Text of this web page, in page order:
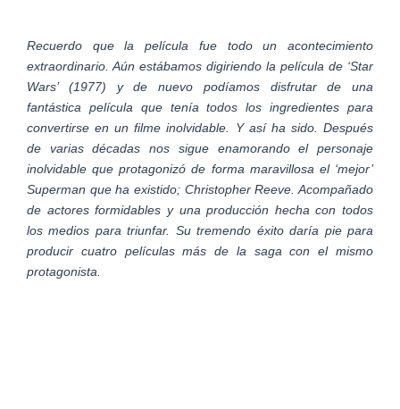
Recuerdo que la película fue todo un acontecimiento
extraordinario. Aún estábamos digiriendo la película de ‘Star
Wars’ (1977) y de nuevo podíamos disfrutar de una
fantástica película que tenía todos los ingredientes para
convertirse en un filme inolvidable. Y así ha sido. Después
de varias décadas nos sigue enamorando el personaje
inolvidable que protagonizó de forma maravillosa el ‘mejor’
Superman que ha existido; Christopher Reeve. Acompañado
de actores formidables y una producción hecha con todos
los medios para triunfar. Su tremendo éxito daría pie para
producir cuatro películas más de la saga con el mismo
protagonista.